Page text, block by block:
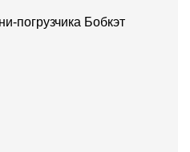
погрузчика Бобкэт